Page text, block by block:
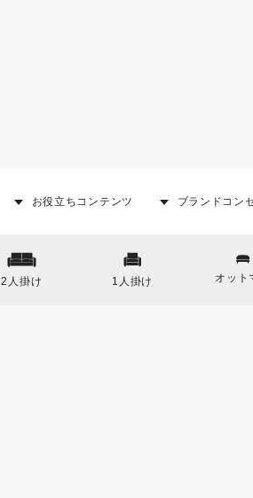
お役立ちコンテンツ ブランドコン
2人掛け 1人掛け オット